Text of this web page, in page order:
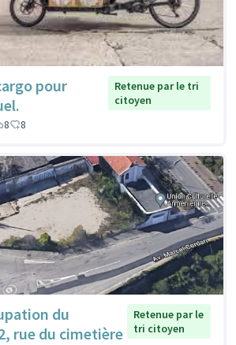
pour
Retenue par le tri
citoyen
8 8
du
rue du cimetière
Retenue par le
tri citoyen